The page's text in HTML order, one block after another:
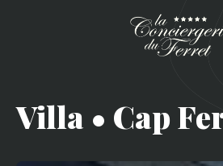
Villa • Cap